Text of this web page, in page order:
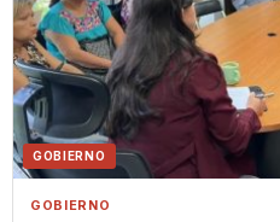
GOBIERNO
GOBIERNO